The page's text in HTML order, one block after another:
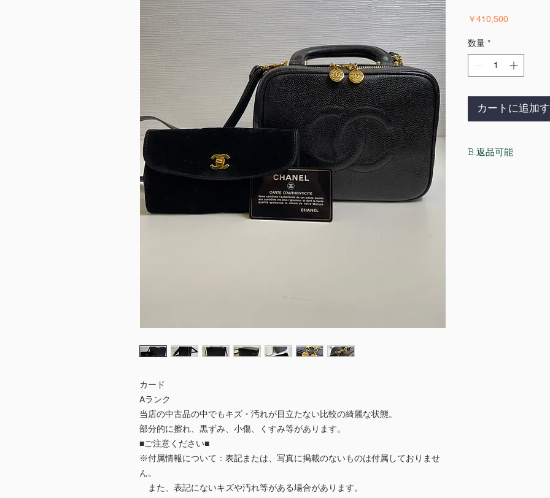
カード
Aランク
当店の中古品の中でもキズ・汚れが目立たない比較の綺麗な状態。
部分的に擦れ、黒ずみ、小傷、くすみ等があります。
■ご注意ください■
※付属情報について：表記または、写真に掲載のないものは付属しておりませ
ん。
また、表記にないキズや汚れ等がある場合があります。
￥410,500価
数量 *
カートに追加
B.返品可能